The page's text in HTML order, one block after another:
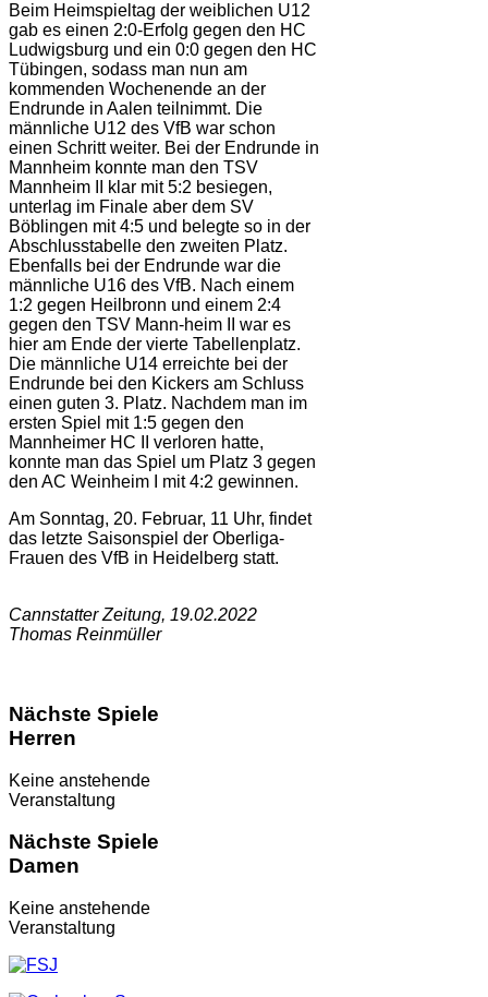
Beim Heimspieltag der weiblichen U12
gab es einen 2:0-Erfolg gegen den HC
Ludwigsburg und ein 0:0 gegen den HC
Tübingen, sodass man nun am
kommenden Wochenende an der
Endrunde in Aalen teilnimmt. Die
männliche U12 des VfB war schon
einen Schritt weiter. Bei der Endrunde in
Mannheim konnte man den TSV
Mannheim II klar mit 5:2 besiegen,
unterlag im Finale aber dem SV
Böblingen mit 4:5 und belegte so in der
Abschlusstabelle den zweiten Platz.
Ebenfalls bei der Endrunde war die
männliche U16 des VfB. Nach einem
1:2 gegen Heilbronn und einem 2:4
gegen den TSV Mann-heim II war es
hier am Ende der vierte Tabellenplatz.
Die männliche U14 erreichte bei der
Endrunde bei den Kickers am Schluss
einen guten 3. Platz. Nachdem man im
ersten Spiel mit 1:5 gegen den
Mannheimer HC II verloren hatte,
konnte man das Spiel um Platz 3 gegen
den AC Weinheim I mit 4:2 gewinnen.
Am Sonntag, 20. Februar, 11 Uhr, findet
das letzte Saisonspiel der Oberliga-
Frauen des VfB in Heidelberg statt.
Cannstatter Zeitung, 19.02.2022
Thomas Reinmüller
Nächste Spiele
Herren
Keine anstehende
Veranstaltung
Nächste Spiele
Damen
Keine anstehende
Veranstaltung